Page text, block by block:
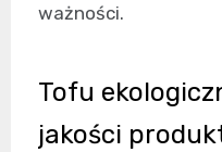
ważności.
Tofu
jakości